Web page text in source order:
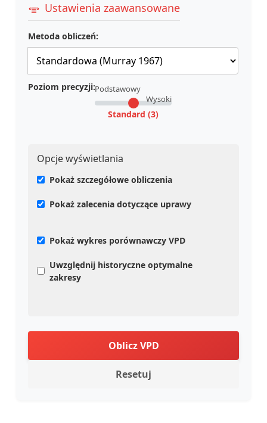
Ustawienia zaawansowane
Metoda obliczeń:
Poziom precyzji:Podstawowy
Wysoki
Standard (3)
Opcje wyświetlania
Pokaż szczegółowe obliczenia
Pokaż zalecenia dotyczące uprawy
Pokaż wykres porównawczy VPD
Uwzględnij historyczne optymalne
zakresy
Oblicz VPD
Resetuj